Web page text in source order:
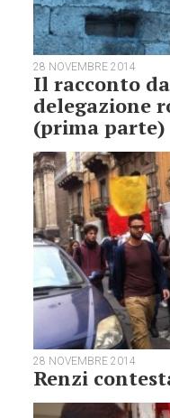
28 NOVEMBRE 2014
Il racconto
delegazione
(prima parte)
28 NOVEMBRE 2014
Renzi